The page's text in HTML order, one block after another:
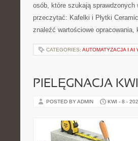
osób, które szukają
przeczytać: Kafelki i Płytki
znaleźć wartościowe
CATEGORIES: AUTOMATYZACJA I AI
PIELĘGNACJA
POSTED BY ADMIN KWI - 8 -